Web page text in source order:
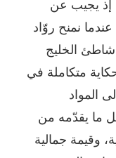
إذ يجيب عن
نمنح روّاد
شاطئ الخليج
متكاملة في
المواد
ما يقدّمه من
وقيمة جمالية